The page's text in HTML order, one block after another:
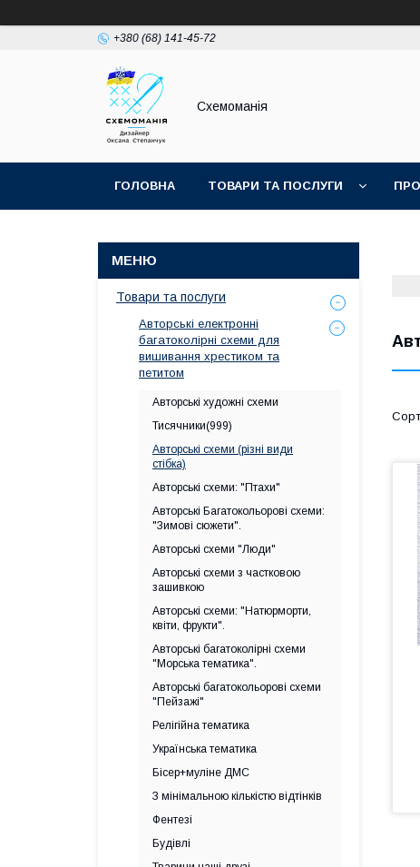
+380 (68) 141-45-72
Схемоманія
ГОЛОВНА ТОВАРИ ТА ПОСЛУГИ
Товари та послуги
Авторські електронні
багатоколірні схеми для
вишивання хрестиком та
петитом
Авторські художні схеми
Тисячники(999)
Авторські схеми (різні види
стібка)
Авторські схеми: "Птахи"
Авторські Багатокольорові схеми:
"Зимові сюжети".
Авторські схеми "Люди"
Авторські схеми з частковою
зашивкою
Авторські схеми: "Натюрморти,
квіти, фрукти".
Авторські багатоколірні схеми
"Морська тематика".
Авторські багатокольорові схеми
"Пейзажі"
Релігійна тематика
Українська тематика
Бісер+муліне ДМС
З мінімальною кількістю відтінків
Фентезі
Будівлі